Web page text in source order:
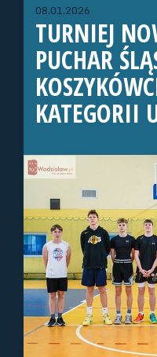
08.01.2026
TURNIEJ
PUCHAR
KATEGORII